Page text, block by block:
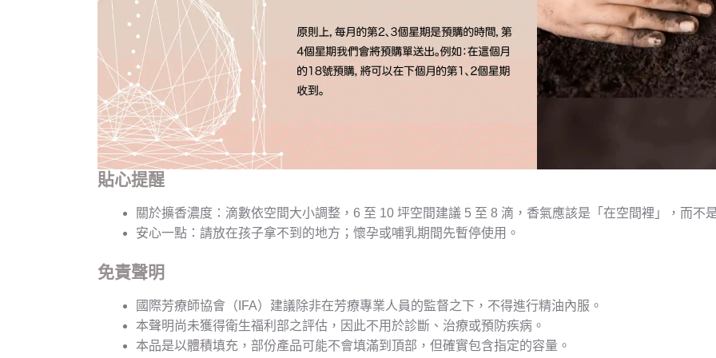
貼心提醒
關於擴香濃度：滴數依空間大小調整，6 至 10 坪空間建議 5 至 8 滴，香氣應該是「在空間裡」，而不
安心一點：請放在孩子拿不到的地方；懷孕或哺乳期間先暫停使用。
免責聲明
國際芳療師協會（IFA）建議除非在芳療專業人員的監督之下，不得進行精油內服。
本聲明尚未獲得衛生福利部之評估，因此不用於診斷、治療或預防疾病。
本品是以體積填充，部份產品可能不會填滿到頂部，但確實包含指定的容量。